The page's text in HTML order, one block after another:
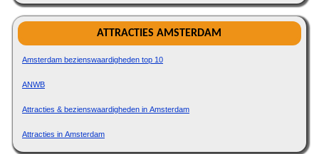
ATTRACTIES AMSTERDAM
Amsterdam bezienswaardigheden top 10
ANWB
Attracties & bezienswaardigheden in Amsterdam
Attracties in Amsterdam